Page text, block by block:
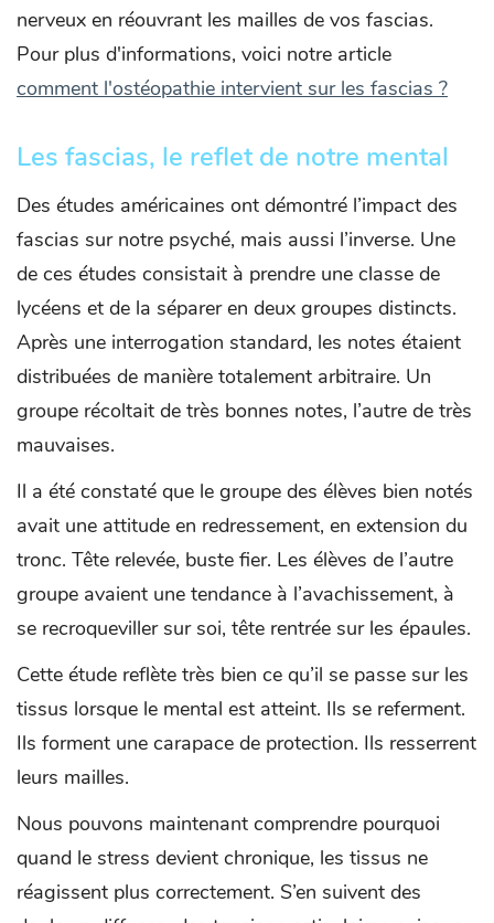
nerveux en réouvrant les mailles de vos fascias.
Pour plus d'informations, voici notre article
comment l'ostéopathie intervient sur les fascias ?
Les fascias, le reflet de notre mental
Des études américaines ont démontré l’impact des
fascias sur notre psyché, mais aussi l’inverse. Une
de ces études consistait à prendre une classe de
lycéens et de la séparer en deux groupes distincts.
Après une interrogation standard, les notes étaient
distribuées de manière totalement arbitraire. Un
groupe récoltait de très bonnes notes, l’autre de très
mauvaises.
Il a été constaté que le groupe des élèves bien notés
avait une attitude en redressement, en extension du
tronc. Tête relevée, buste fier. Les élèves de l’autre
groupe avaient une tendance à l’avachissement, à
se recroqueviller sur soi, tête rentrée sur les épaules.
Cette étude reflète très bien ce qu’il se passe sur les
tissus lorsque le mental est atteint. Ils se referment.
Ils forment une carapace de protection. Ils resserrent
leurs mailles.
Nous pouvons maintenant comprendre pourquoi
quand le stress devient chronique, les tissus ne
réagissent plus correctement. S’en suivent des